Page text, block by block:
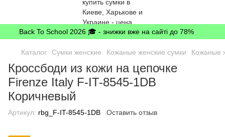
Back To School 2026 🎓 - знижки вже на сайті до 78%
Каталог Сумки женские Кожаные женские сумки Кожаные
Кроссбоди из кожи на цепочке
Firenze Italy F-IT-8545-1DB
Коричневый
Артикул: rbg_F-IT-8545-1DB Оставить отзыв